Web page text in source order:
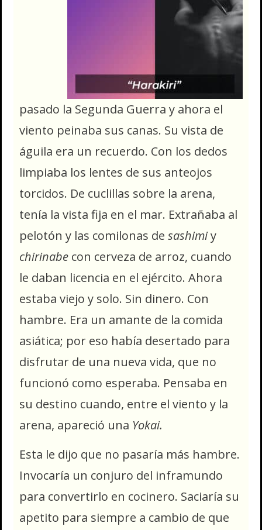
pasado la Segunda Guerra y ahora el
viento peinaba sus canas. Su vista de
águila era un recuerdo. Con los dedos
limpiaba los lentes de sus anteojos
torcidos. De cuclillas sobre la arena,
tenía la vista fija en el mar. Extrañaba al
pelotón y las comilonas de sashimiy
chirinabe con cerveza de arroz, cuando
le daban licencia en el ejército. Ahora
estaba viejo y solo. Sin dinero. Con
hambre. Era un amante de la comida
asiática; por eso había desertado para
disfrutar de una nueva vida, que no
funcionó como esperaba. Pensaba en
su destino cuando, entre el viento y la
arena, apareció una Yokai.
Esta le dijo que no pasaría más hambre.
Invocaría un conjuro del inframundo
para convertirlo en cocinero. Saciaría su
apetito para siempre a cambio de que